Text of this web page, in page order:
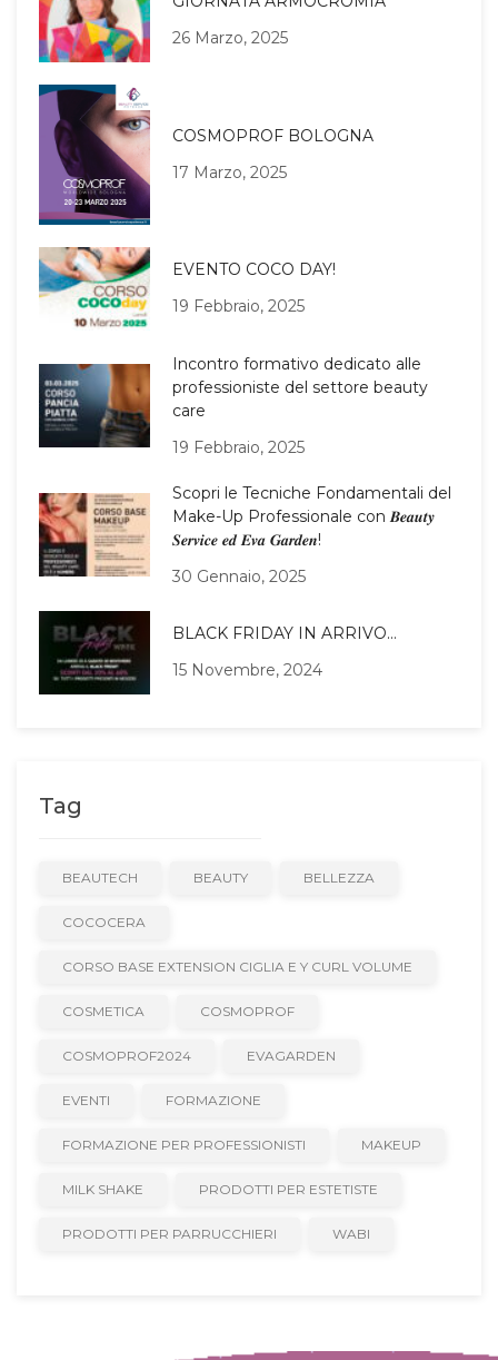
26 Marzo, 2025
COSMOPROF BOLOGNA
17 Marzo, 2025
EVENTO COCO DAY!
19 Febbraio, 2025
Incontro formativo dedicato alle
professioniste del settore beauty
care
19 Febbraio, 2025
Scopri le Tecniche Fondamentali del
Make-Up Professionale con 𝑩𝒆𝒂𝒖𝒕𝒚
𝑺𝒆𝒓𝒗𝒊𝒄𝒆 𝒆𝒅 𝑬𝒗𝒂 𝑮𝒂𝒓𝒅𝒆𝒏!
30 Gennaio, 2025
BLACK FRIDAY IN ARRIVO…
15 Novembre, 2024
Tag
BEAUTECH BEAUTY BELLEZZA
COCOCERA
CORSO BASE EXTENSION CIGLIA E Y CURL VOLUME
COSMETICA COSMOPROF
COSMOPROF2024 EVAGARDEN
EVENTI FORMAZIONE
FORMAZIONE PER PROFESSIONISTI MAKEUP
MILK SHAKE PRODOTTI PER ESTETISTE
PRODOTTI PER PARRUCCHIERI WABI